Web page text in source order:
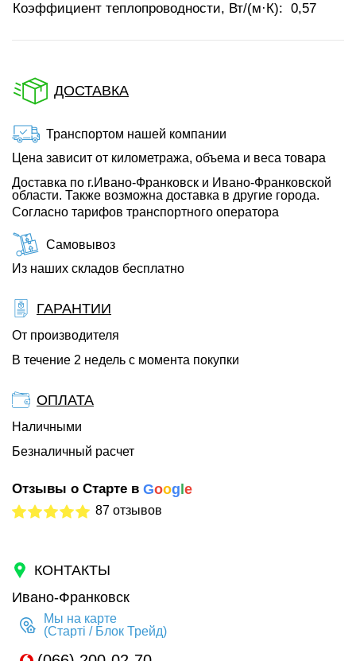
Коэффициент теплопроводности, Вт/(м·К): 0,57
ДОСТАВКА
Транспортом нашей компании
Цена зависит от километража, объема и веса товара
Доставка по г.Ивано-Франковск и Ивано-Франковской
области. Также возможна доставка в другие города.
Согласно тарифов транспортного оператора
Самовывоз
Из наших складов бесплатно
ГАРАНТИИ
От производителя
В течение 2 недель с момента покупки
ОПЛАТА
Наличными
Безналичный расчет
Отзывы о Старте в Goog e
87 отзывов
КОНТАКТЫ
Ивано-Франковск
Мы на карте
(Старті / Блок Трейд)